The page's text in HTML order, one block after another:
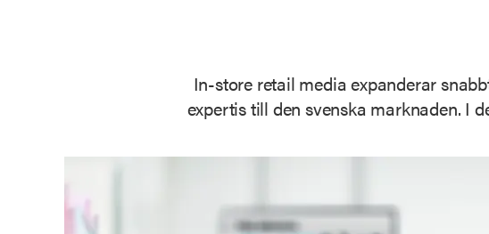
In-store retail media expanderar
expertis till den svenska marknaden. I